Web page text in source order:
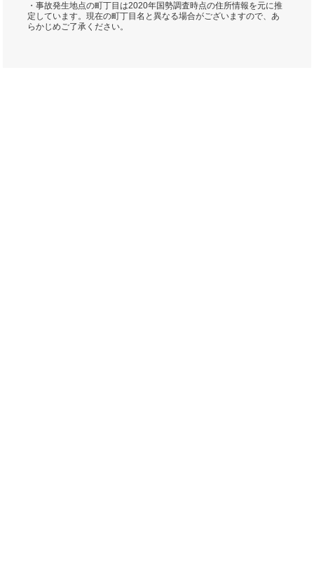
・事故発生地点の町丁目は2020年国勢調査時点の住所情報を元に推
定しています。現在の町丁目名と異なる場合がございますので、あ
らかじめご了承ください。